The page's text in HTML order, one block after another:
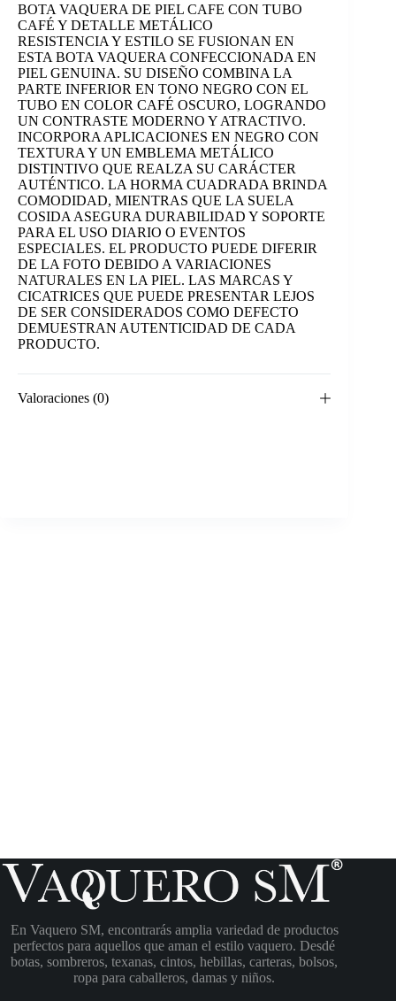
BOTA VAQUERA DE PIEL CAFE CON TUBO
CAFÉ Y DETALLE METÁLICO
RESISTENCIA Y ESTILO SE FUSIONAN EN
ESTA BOTA VAQUERA CONFECCIONADA EN
PIEL GENUINA. SU DISEÑO COMBINA LA
PARTE INFERIOR EN TONO NEGRO CON EL
TUBO EN COLOR CAFÉ OSCURO, LOGRANDO
UN CONTRASTE MODERNO Y ATRACTIVO.
INCORPORA APLICACIONES EN NEGRO CON
TEXTURA Y UN EMBLEMA METÁLICO
DISTINTIVO QUE REALZA SU CARÁCTER
AUTÉNTICO. LA HORMA CUADRADA BRINDA
COMODIDAD, MIENTRAS QUE LA SUELA
COSIDA ASEGURA DURABILIDAD Y SOPORTE
PARA EL USO DIARIO O EVENTOS
ESPECIALES. EL PRODUCTO PUEDE DIFERIR
DE LA FOTO DEBIDO A VARIACIONES
NATURALES EN LA PIEL. LAS MARCAS Y
CICATRICES QUE PUEDE PRESENTAR LEJOS
DE SER CONSIDERADOS COMO DEFECTO
DEMUESTRAN AUTENTICIDAD DE CADA
PRODUCTO.
Valoraciones (0)
En Vaquero SM, encontrarás amplia variedad de productos
perfectos para aquellos que aman el estilo vaquero. Desdé
botas, sombreros, texanas, cintos, hebillas, carteras, bolsos,
ropa para caballeros, damas y niños.